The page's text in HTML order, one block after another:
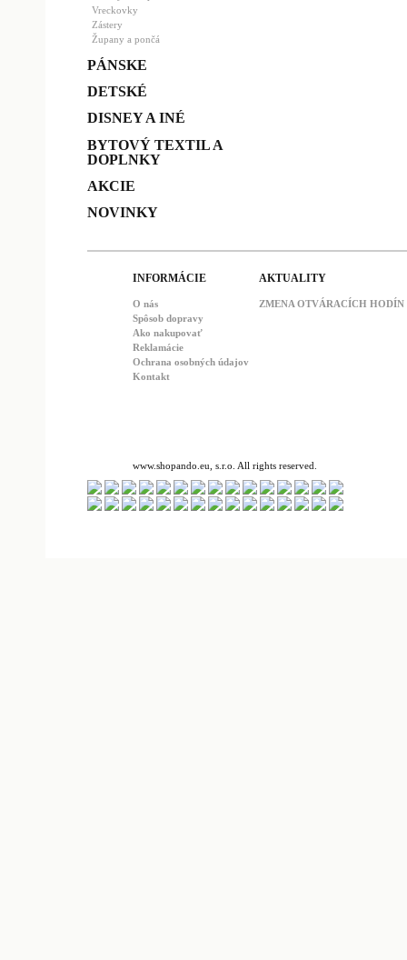
Vreckovky
Zástery
Župany a pončá
PÁNSKE
DETSKÉ
DISNEY A INÉ
BYTOVÝ TEXTIL A
DOPLNKY
AKCIE
NOVINKY
INFORMÁCIE
O nás
Spôsob dopravy
Ako nakupovať
Reklamácie
Ochrana osobných údajov
Kontakt
AKTUALITY
ZMENA OTVÁRACÍCH HODÍN
www.shopando.eu, s.r.o. All rights reserved.